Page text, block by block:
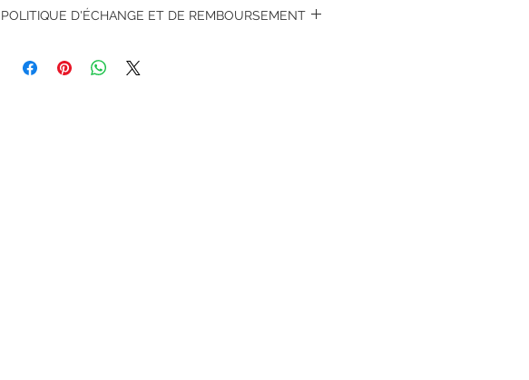
POLITIQUE D'ÉCHANGE ET DE REMBOURSEMENT